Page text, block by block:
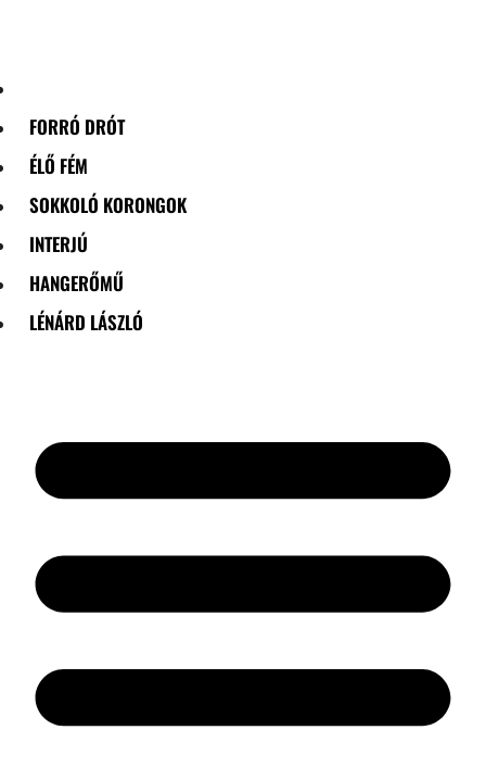
FORRÓ DRÓT
ÉLŐ FÉM
SOKKOLÓ KORONGOK
INTERJÚ
HANGERŐMŰ
LÉNÁRD LÁSZLÓ